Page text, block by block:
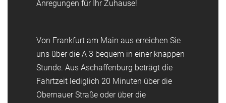
Anregungen für Ihr Zuhause!
Von Frankfurt am Main aus erreichen Sie
uns über die A 3 bequem in einer knappen
Stunde. Aus Aschaffenburg beträgt die
Fahrtzeit lediglich 20 Minuten über die
Obernauer Straße oder über die